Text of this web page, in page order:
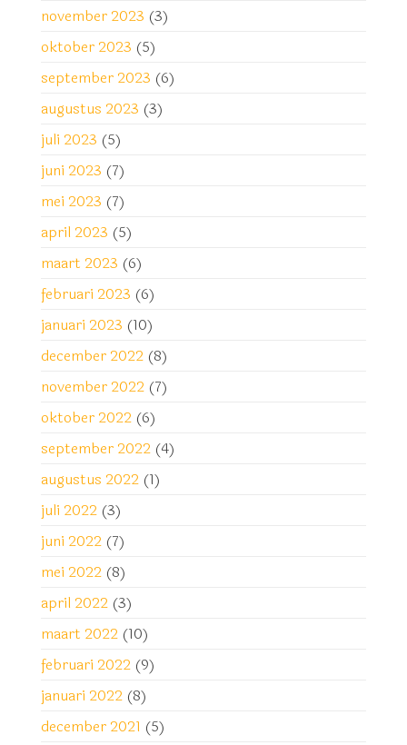
november 2023 (3)
oktober 2023 (5)
september 2023 (6)
augustus 2023 (3)
juli 2023 (5)
juni 2023 (7)
mei 2023 (7)
april 2023 (5)
maart 2023 (6)
februari 2023 (6)
januari 2023 (10)
december 2022 (8)
november 2022 (7)
oktober 2022 (6)
september 2022 (4)
augustus 2022 (1)
juli 2022 (3)
juni 2022 (7)
mei 2022 (8)
april 2022 (3)
maart 2022 (10)
februari 2022 (9)
januari 2022 (8)
december 2021 (5)